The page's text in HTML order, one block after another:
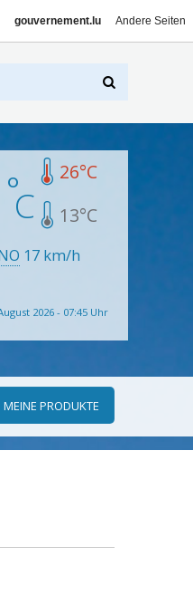
gouvernement.lu Andere Seiten
26°C
13°C
17 km/h
2026 - 07:45 Uhr
MEINE PRODUKTE